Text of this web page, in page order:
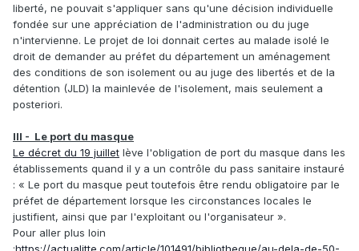
liberté, ne pouvait s'appliquer sans qu'une décision individuelle
fondée sur une appréciation de l'administration ou du juge
n'intervienne. Le projet de loi donnait certes au malade isolé le
droit de demander au préfet du département un aménagement
des conditions de son isolement ou au juge des libertés et de la
détention (JLD) la mainlevée de l'isolement, mais seulement a
posteriori.
III - Le port du masque
Le décret du 19 juillet lève l'obligation de port du masque dans les
établissements quand il y a un contrôle du pass sanitaire instauré
: « Le port du masque peut toutefois être rendu obligatoire par le
préfet de département lorsque les circonstances locales le
justifient, ainsi que par l'exploitant ou l'organisateur ».
Pour aller plus loin